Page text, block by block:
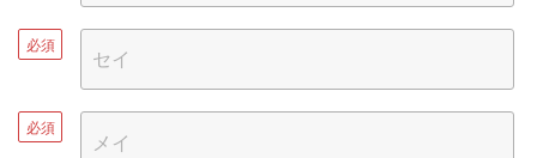
必須
必須